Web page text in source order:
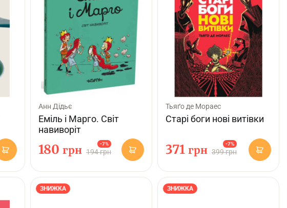
Анн Дідьє
Еміль і Марго. Світ
навиворіт
194 грн
-7%
180 грн
Тьяґо де Мораес
Старі боги нові витівки
399 грн
-7%
371 грн
ЗНИЖКА ЗНИЖКА